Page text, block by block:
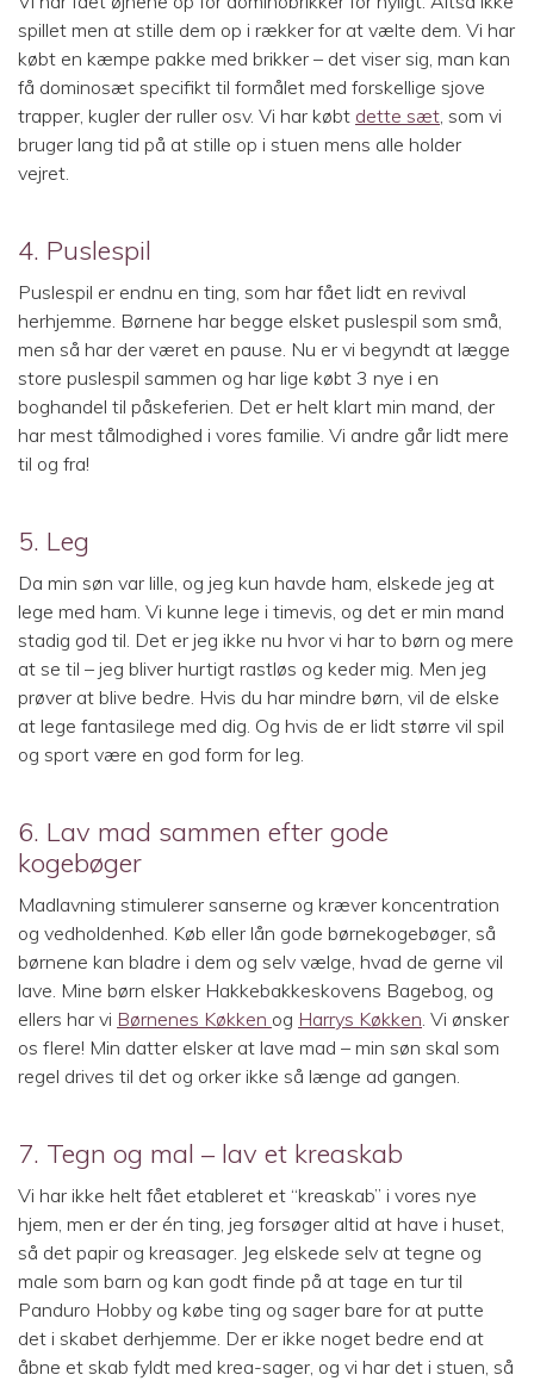
spillet men at stille dem op i rækker for at vælte dem. Vi har
købt en kæmpe pakke med brikker – det viser sig, man kan
få dominosæt specifikt til formålet med forskellige sjove
trapper, kugler der ruller osv. Vi har købt dette sæt, som vi
bruger lang tid på at stille op i stuen mens alle holder
vejret.
4. Puslespil
Puslespil er endnu en ting, som har fået lidt en revival
herhjemme. Børnene har begge elsket puslespil som små,
men så har der været en pause. Nu er vi begyndt at lægge
store puslespil sammen og har lige købt 3 nye i en
boghandel til påskeferien. Det er helt klart min mand, der
har mest tålmodighed i vores familie. Vi andre går lidt mere
til og fra!
5. Leg
Da min søn var lille, og jeg kun havde ham, elskede jeg at
lege med ham. Vi kunne lege i timevis, og det er min mand
stadig god til. Det er jeg ikke nu hvor vi har to børn og mere
at se til – jeg bliver hurtigt rastløs og keder mig. Men jeg
prøver at blive bedre. Hvis du har mindre børn, vil de elske
at lege fantasilege med dig. Og hvis de er lidt større vil spil
og sport være en god form for leg.
6. Lav mad sammen efter gode
kogebøger
Madlavning stimulerer sanserne og kræver koncentration
og vedholdenhed. Køb eller lån gode børnekogebøger, så
børnene kan bladre i dem og selv vælge, hvad de gerne vil
lave. Mine børn elsker Hakkebakkeskovens Bagebog, og
ellers har vi Børnenes Køkken og Harrys Køkken. Vi ønsker
os flere! Min datter elsker at lave mad – min søn skal som
regel drives til det og orker ikke så længe ad gangen.
7. Tegn og mal – lav et kreaskab
Vi har ikke helt fået etableret et “kreaskab” i vores nye
hjem, men er der én ting, jeg forsøger altid at have i huset,
så det papir og kreasager. Jeg elskede selv at tegne og
male som barn og kan godt finde på at tage en tur til
Panduro Hobby og købe ting og sager bare for at putte
det i skabet derhjemme. Der er ikke noget bedre end at
åbne et skab fyldt med krea-sager, og vi har det i stuen, så